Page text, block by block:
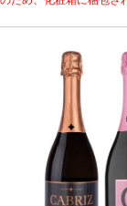
ください。 ・下記ワイ
の定番人気。・ピーロー
のうえ「無地熨斗」と
短日出荷はお承り致し
ください。 もし最短日
ください。 ・下記ワイ
の定番人気。
・ピーロ